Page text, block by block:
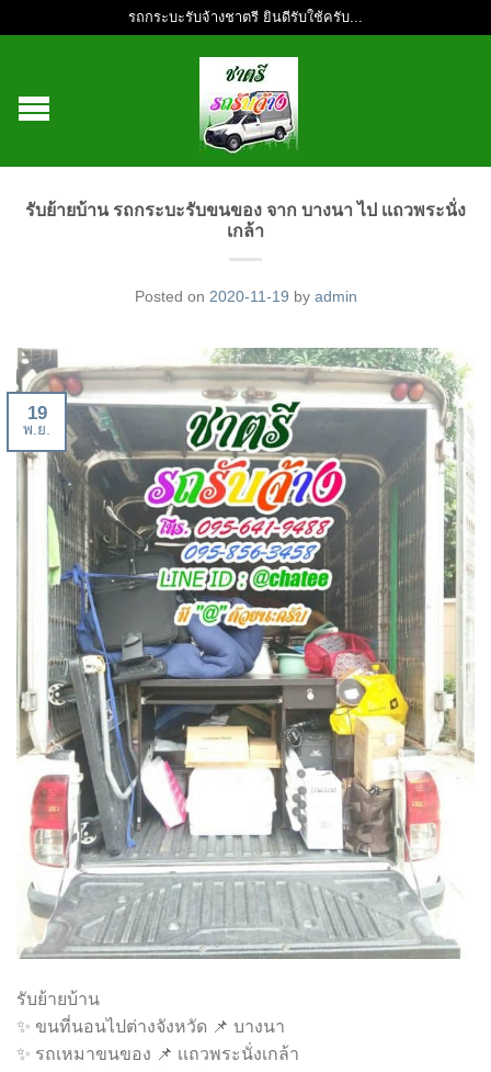
รถกระบะรับจ้างชาตรี ยินดีรับใช้ครับ...
รับย้ายบ้าน รถกระบะรับขนของ จาก บางนา ไป เเถวพระนั่ง
เกล้า
Posted on 2020-11-19 by admin
19
พ.ย.
รับย้ายบ้าน
✨ ขนที่นอนไปต่างจังหวัด 📌 บางนา
✨ รถเหมาขนของ 📌 เเถวพระนั่งเกล้า